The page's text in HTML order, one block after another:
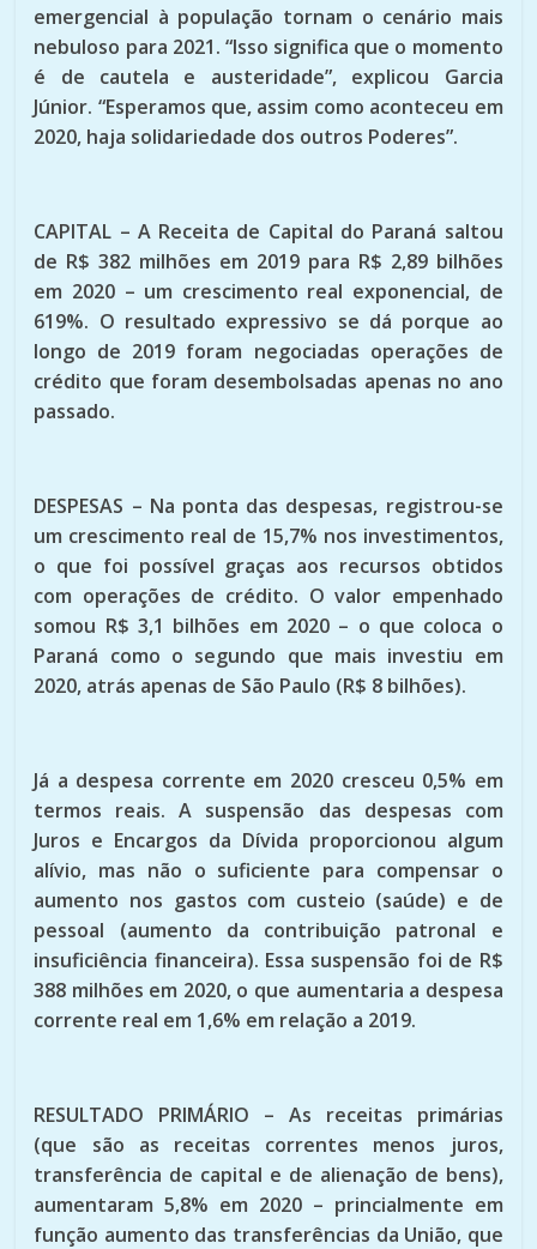
emergencial à população tornam o cenário mais
nebuloso para 2021. “Isso significa que o momento
é de cautela e austeridade”, explicou Garcia
Júnior. “Esperamos que, assim como aconteceu em
2020, haja solidariedade dos outros Poderes”.
CAPITAL – A Receita de Capital do Paraná saltou
de R$ 382 milhões em 2019 para R$ 2,89 bilhões
em 2020 – um crescimento real exponencial, de
619%. O resultado expressivo se dá porque ao
longo de 2019 foram negociadas operações de
crédito que foram desembolsadas apenas no ano
passado.
DESPESAS – Na ponta das despesas, registrou-se
um crescimento real de 15,7% nos investimentos,
o que foi possível graças aos recursos obtidos
com operações de crédito. O valor empenhado
somou R$ 3,1 bilhões em 2020 – o que coloca o
Paraná como o segundo que mais investiu em
2020, atrás apenas de São Paulo (R$ 8 bilhões).
Já a despesa corrente em 2020 cresceu 0,5% em
termos reais. A suspensão das despesas com
Juros e Encargos da Dívida proporcionou algum
alívio, mas não o suficiente para compensar o
aumento nos gastos com custeio (saúde) e de
pessoal (aumento da contribuição patronal e
insuficiência financeira). Essa suspensão foi de R$
388 milhões em 2020, o que aumentaria a despesa
corrente real em 1,6% em relação a 2019.
RESULTADO PRIMÁRIO – As receitas primárias
(que são as receitas correntes menos juros,
transferência de capital e de alienação de bens),
aumentaram 5,8% em 2020 – princialmente em
função aumento das transferências da União, que